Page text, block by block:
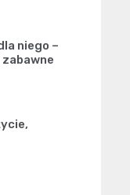
niego –